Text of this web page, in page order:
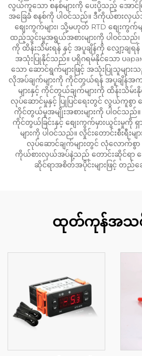
လွယ်ကူသော စနစ်များကို ပေးပို့သည့် အောင်
အခြေခံ စနစ်ကို ပါဝင်သည်။ ဒီကိုယ်စားလှ
စျေးကွက်များ၊ သို့မဟုတ် RTD စျေးကွက်
ထည့်သွင်းမှုအရွယ်အစားများကို ပါဝင်သည်၊ ဒီ
ကို ထိန်းသိမ်းရန် နှင့် အပူချိန်ကို လျှော့ချရ
အသုံးပြုနိုင်သည်။ ပရိုဂရမ်နိုင်သော ပ
သော ဆောင်ရွက်များဖြင့် အသုံးပြုသူမျာ
လိုအပ်ချက်များကို ကိုင်တွယ်ရန် အပူချိန်အကျို
များနှင့် ကိုင်တွယ်ချက်များကို ထိန်းသိ
လုပ်ဆောင်မှုနှင့် ပြုပြင်ရေးတွင် လွယ်ကူစွာ
ကိုင်တွယ်မှုအမျိုးအစားများကို ပါဝင်သည်။
ကိုင်တွယ်ခြင်းနှင့် စျေးကွက်မှားယွင်းမှုကို ရှ
များကို ပါဝင်သည်။ လှိုင်းတောင်းစီးရီးမ
လုပ်ဆောင်ချက်များတွင် လုံလောက်စွာ
ကိုယ်စားလှယ်အပ်နဲ့သည် တောင်းဆိုင်ရာ ဆေး
ဆိုင်ရာအစိတ်အပိုင်းများဖြင့် တ
ထုတ်ကုန်အသစ်